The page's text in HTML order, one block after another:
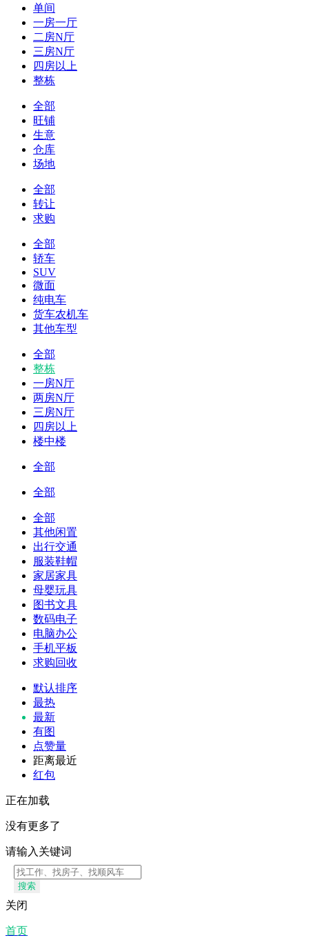
单间
一房一厅
二房N厅
三房N厅
四房以上
整栋
全部
旺铺
生意
仓库
场地
全部
转让
求购
全部
轿车
SUV
微面
纯电车
货车农机车
其他车型
全部
整栋
一房N厅
两房N厅
三房N厅
四房以上
楼中楼
全部
全部
全部
其他闲置
出行交通
服装鞋帽
家居家具
母婴玩具
图书文具
数码电子
电脑办公
手机平板
求购回收
默认排序
最热
最新
有图
点赞量
距离最近
红包
正在加载
没有更多了
请输入关键词
搜索
关闭
首页